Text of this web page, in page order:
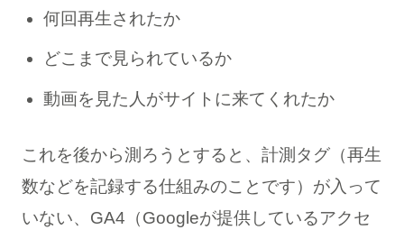
何回再生されたか
どこまで見られているか
動画を見た人がサイトに来てくれたか
これを後から測ろうとすると、計測タグ（再生
数などを記録する仕組みのことです）が入って
いない、GA4（Googleが提供しているアクセ